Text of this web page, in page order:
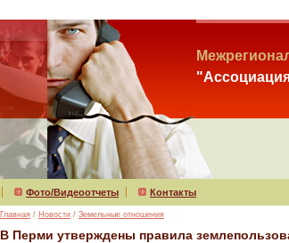
Фото/Видеоотчеты Контакты
Главная / Новости / Земельные отношения
В Перми утверждены правила